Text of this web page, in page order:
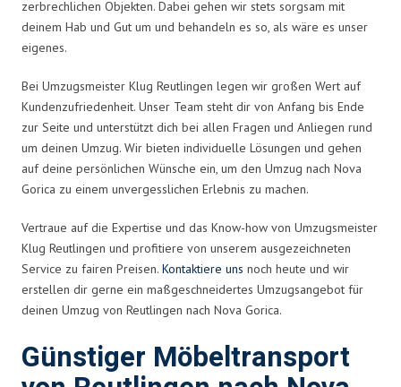
zerbrechlichen Objekten. Dabei gehen wir stets sorgsam mit
deinem Hab und Gut um und behandeln es so, als wäre es unser
eigenes.
Bei Umzugsmeister Klug Reutlingen legen wir großen Wert auf
Kundenzufriedenheit. Unser Team steht dir von Anfang bis Ende
zur Seite und unterstützt dich bei allen Fragen und Anliegen rund
um deinen Umzug. Wir bieten individuelle Lösungen und gehen
auf deine persönlichen Wünsche ein, um den Umzug nach Nova
Gorica zu einem unvergesslichen Erlebnis zu machen.
Vertraue auf die Expertise und das Know-how von Umzugsmeister
Klug Reutlingen und profitiere von unserem ausgezeichneten
Service zu fairen Preisen. Kontaktiere uns noch heute und wir
erstellen dir gerne ein maßgeschneidertes Umzugsangebot für
deinen Umzug von Reutlingen nach Nova Gorica.
Günstiger Möbeltransport